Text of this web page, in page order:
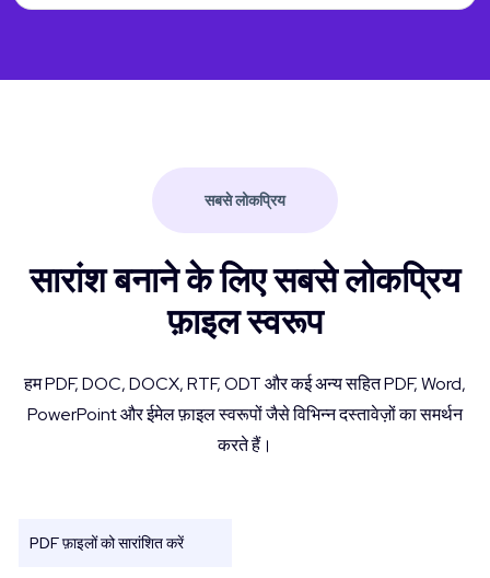
सबसे लोकप्रिय
सारांश बनाने के लिए सबसे लोकप्रिय
फ़ाइल स्वरूप
हम PDF, DOC, DOCX, RTF, ODT और कई अन्य सहित PDF, Word,
PowerPoint और ईमेल फ़ाइल स्वरूपों जैसे विभिन्न दस्तावेज़ों का समर्थन
करते हैं।
PDF फ़ाइलों को सारांशित करें